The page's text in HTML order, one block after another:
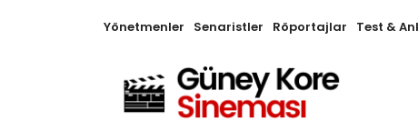
Yönetmenler Senaristler Röportajlar Test &